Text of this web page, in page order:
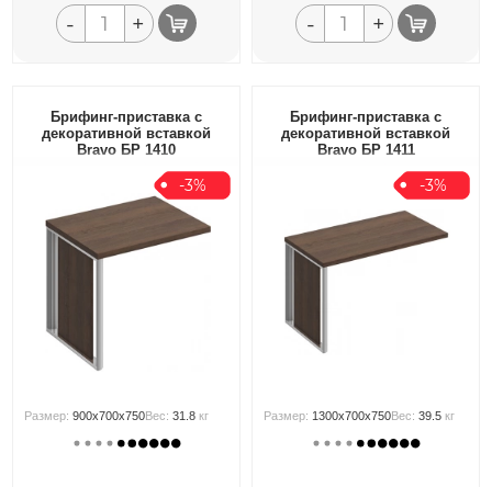
- + - +
Брифинг-приставка с
декоративной вставкой
Bravo БР 1410
-3%
Размер:900x700x750Вес:31.8 кг
Брифинг-приставка с
декоративной вставкой
Bravo БР 1411
-3%
Размер: 1300x700x750Вес:39.5 кг